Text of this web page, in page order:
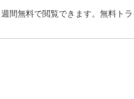
間無料で閲覧できます。無料トラ